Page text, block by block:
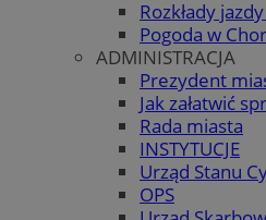
Rozkłady
Pogoda w
ADMINISTRACJA
Prezydent
Jak załatwić
Rada miasta
INSTYTUCJE
Urząd Stanu
OPS